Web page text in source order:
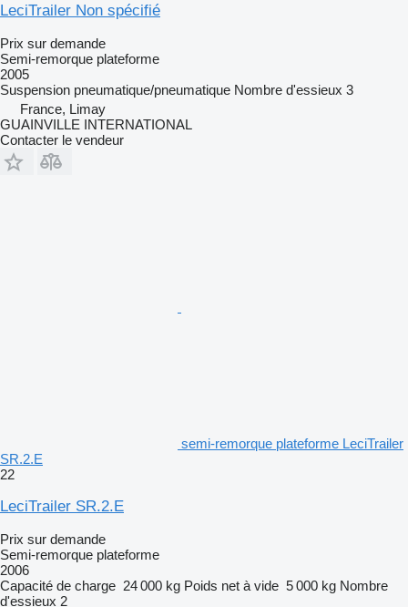
LeciTrailer Non spécifié
Prix sur demande
Semi-remorque plateforme
2005
Suspension pneumatique/pneumatique Nombre d'essieux 3
France, Limay
GUAINVILLE INTERNATIONAL
Contacter le vendeur
semi-remorque plateforme LeciTrailer
SR.2.E
22
LeciTrailer SR.2.E
Prix sur demande
Semi-remorque plateforme
2006
Capacité de charge 24 000 kg Poids net à vide 5 000 kg Nombre
d'essieux 2